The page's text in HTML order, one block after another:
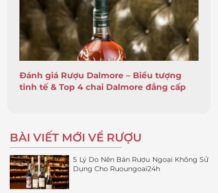
Đánh giá Rượu Dalmore – Biểu tượng
tinh tế & Top 4 chai Dalmore đẳng cấp
BÀI VIẾT MỚI VỀ RƯỢU
5 Lý Do Nên Bán Rượu Ngoại Không Sử
Dụng Cho Ruoungoai24h